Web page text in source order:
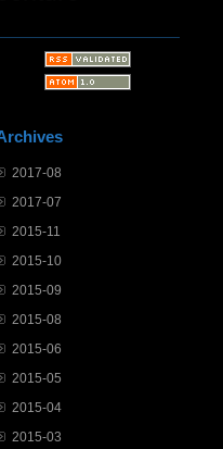
2017-08
2017-07
2015-11
2015-10
2015-09
2015-08
2015-06
2015-05
2015-04
2015-03